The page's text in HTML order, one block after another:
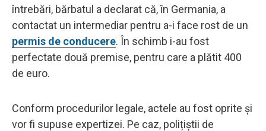
întrebări, bărbatul a declarat că, în Germania, a
contactat un intermediar pentru a-i face rost de un
permis de conducere. În schimb i-au fost
perfectate două premise, pentru care a plătit 400
de euro.
Conform procedurilor legale, actele au fost oprite și
vor fi supuse expertizei. Pe caz, polițiștii de